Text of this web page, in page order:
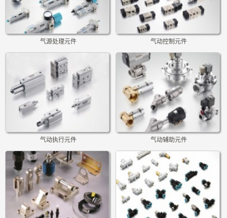
气源处理元件 气动控制元件
气动执行元件 气动辅助元件